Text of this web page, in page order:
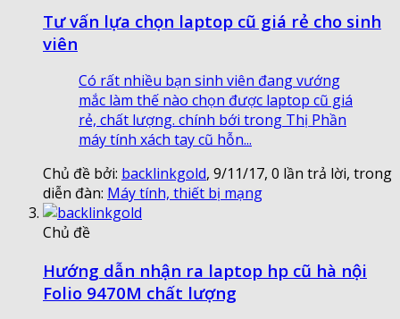
Tư vấn lựa chọn laptop cũ giá rẻ cho sinh
viên
Có rất nhiều bạn sinh viên đang vướng
mắc làm thế nào chọn được laptop cũ giá
rẻ, chất lượng. chính bới trong Thị Phần
máy tính xách tay cũ hỗn...
Chủ đề bởi: backlinkgold, 9/11/17, 0 lần trả lời, trong
diễn đàn: Máy tính, thiết bị mạng
Chủ đề
Hướng dẫn nhận ra laptop hp cũ hà nội
Folio 9470M chất lượng